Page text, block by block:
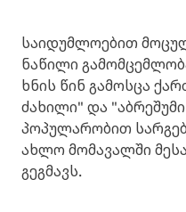
საიდუმლოებით
ნაწილი
ხნის წინ გამოსცა
ძახილი" და
პოპულარობით
ახლო მომავალში
გეგმავს.